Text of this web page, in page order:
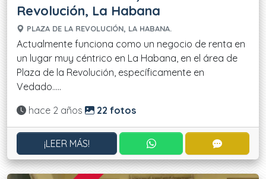
Revolución, La Habana
PLAZA DE LA REVOLUCIÓN, LA HABANA.
Actualmente funciona como un negocio de renta en
un lugar muy céntrico en La Habana, en el área de
Plaza de la Revolución, específicamente en
Vedado.....
Actualizado:
hace 2 años 22 fotos
¡LEER MÁS! CONTACTAR POR